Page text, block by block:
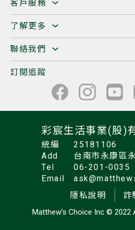
客戶服務
了解更多
聯絡我們
訂閱追蹤
彩宸生活事業(股)
統編
25181106
Add
台南市永康區
Tel
06-201-0035
Email
隱私說明
詐
Matthew’s Choice Inc © 2022